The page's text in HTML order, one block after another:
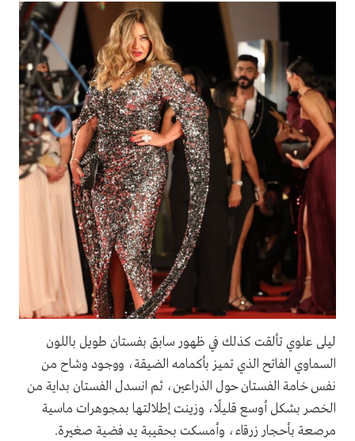
ليلى علوي تألقت كذلك في ظهور سابق بفستان طويل باللون
السماوي الفاتح الذي تميز بأكمامه الضيقة، ووجود وشاح من
نفس خامة الفستان حول الذراعين، ثم انسدل الفستان بداية من
الخصر بشكل أوسع قليلًا، وزينت إطلالتها بمجوهرات ماسية
مرصعة بأحجار زرقاء، وأمسكت بحقيبة يد فضية صغيرة.